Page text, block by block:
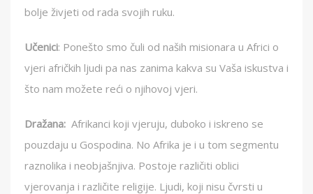
bolje živjeti od rada svojih ruku.
Učenici: Ponešto smo čuli od naših misionara u Africi o
vjeri afričkih ljudi pa nas zanima kakva su Vaša iskustva i
što nam možete reći o njihovoj vjeri.
Dražana: Afrikanci koji vjeruju, duboko i iskreno se
pouzdaju u Gospodina. No Afrika je i u tom segmentu
raznolika i neobjašnjiva. Postoje različiti oblici
vjerovanja i različite religije. Ljudi, koji nisu čvrsti u